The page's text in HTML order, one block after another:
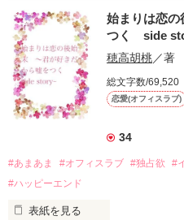
シングルマザーで３歳の双子を
事をしながら自転車を運転し
を起こしてしまう。
後部座席から降りてきたのは、
優貴。
ケガをした絵莉を気遣う西条は
一方、絵莉は激変する毎日に
始まりは恋
つく side
穂高胡桃／著
総文字数/69,520
恋愛(オフィスラブ)
34
#あまあま #オフィスラブ #独占欲 #
#ハッピーエンド
表紙を見る